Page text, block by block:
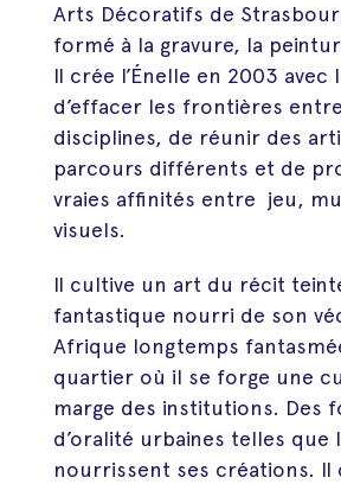
Arts Décoratifs de
formé à la gravure, la
Il crée l’Énelle en 2003 avec
d’effacer les frontières
disciplines, de réunir des
parcours différents et de
vraies affinités entre jeu,
visuels.
Il cultive un art du récit
fantastique nourri de son
Afrique longtemps
quartier où il se forge une
marge des institutions. Des
d’oralité urbaines telles que
nourrissent ses créations. Il